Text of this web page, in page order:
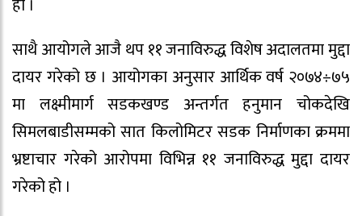
हो ।
साथै आयोगले आजै थप ११ जनाविरुद्ध विशेष अदालतमा मुद्दा
दायर गरेको छ । आयोगका अनुसार आर्थिक वर्ष २०७४÷७५
मा लक्ष्मीमार्ग सडकखण्ड अन्तर्गत हनुमान चोकदेखि
सिमलबाडीसम्मको सात किलोमिटर सडक निर्माणका क्रममा
भ्रष्टाचार गरेको आरोपमा विभिन्न ११ जनाविरुद्ध मुद्दा दायर
गरेको हो ।